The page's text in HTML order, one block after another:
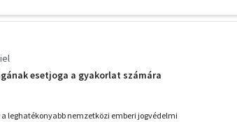
esetjoga a gyakorlat számára
a leghatékonyabb nemzetközi emberi jogvédelmi